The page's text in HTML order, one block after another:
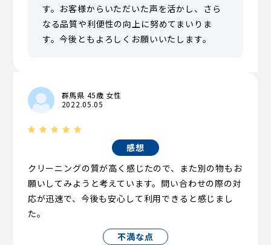
す。お客様からいただいた声を活かし、さら
なる品質や利便性の向上に努めてまいりま
す。今後ともよろしくお願いいたします。
群馬県 45歳 女性
2022.05.05
感想
クリーニングの質が高く感じたので、また別の物もお
願いしてみようと考えています。問い合わせの際の対
応が迅速で、今後も安心して利用できると感じまし
た。
不満な点